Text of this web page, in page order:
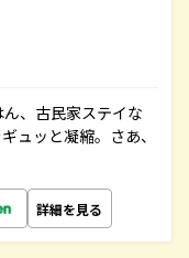
、古民家ステイな
ュッと凝縮。さあ、
詳細を見る